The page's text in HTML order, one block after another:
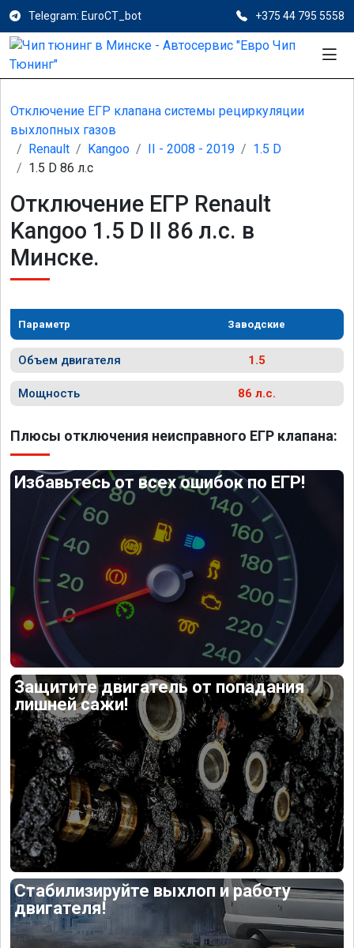
Telegram: EuroCT_bot +375 44 795 5558
Отключение ЕГР клапана системы рециркуляции
выхлопных газов
Renault
Kangoo II - 2008 - 2019
1.5 D
1.5 D 86 л.с
Отключение ЕГР Renault
Kangoo 1.5 D II 86 л.с. в
Минске.
Параметр Заводские
Объем двигателя 1.5
Мощность 86 л.с.
Плюсы отключения неисправного ЕГР клапана:
Избавьтесь от всех ошибок по ЕГР!
Защитите двигатель от попадания
лишней сажи!
Стабилизируйте выхлоп и работу
двигателя!